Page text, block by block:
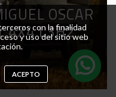
OSCAR
4X4 L3H2
con la finalidad
y uso del sitio web
ACEPTO